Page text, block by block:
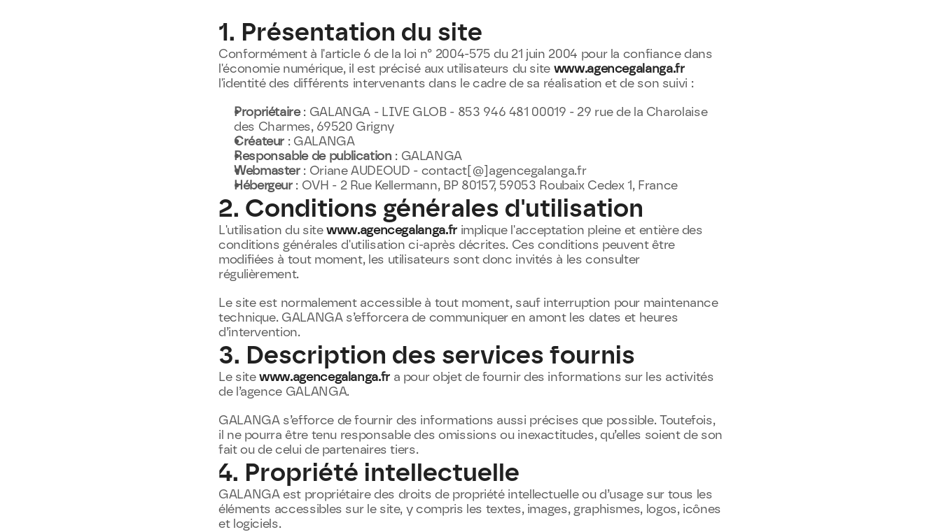
1. Présentation du site
Conformément à l'article 6 de la loi n° 2004-575 du 21 juin 2004 pour la confiance dans
l'économie numérique, il est précisé aux utilisateurs du site www.agencegalanga.fr
l'identité des différents intervenants dans le cadre de sa réalisation et de son suivi :
Propriétaire : GALANGA - LIVE GLOB - 853 946 481 00019 - 29 rue de la Charolaise
des Charmes, 69520 Grigny
Créateur : GALANGA
Responsable de publication : GALANGA
Webmaster : Oriane AUDEOUD - contact[@]agencegalanga.fr
Hébergeur : OVH - 2 Rue Kellermann, BP 80157, 59053 Roubaix Cedex 1, France
2. Conditions générales d'utilisation
L'utilisation du site www.agencegalanga.fr implique l'acceptation pleine et entière des
conditions générales d'utilisation ci-après décrites. Ces conditions peuvent être
modifiées à tout moment, les utilisateurs sont donc invités à les consulter
régulièrement.
Le site est normalement accessible à tout moment, sauf interruption pour maintenance
technique. GALANGA s’efforcera de communiquer en amont les dates et heures
d’intervention.
3. Description des services fournis
Le site www.agencegalanga.fr a pour objet de fournir des informations sur les activités
de l’agence GALANGA.
GALANGA s’efforce de fournir des informations aussi précises que possible. Toutefois,
il ne pourra être tenu responsable des omissions ou inexactitudes, qu’elles soient de son
fait ou de celui de partenaires tiers.
4. Propriété intellectuelle
GALANGA est propriétaire des droits de propriété intellectuelle ou d’usage sur tous les
éléments accessibles sur le site, y compris les textes, images, graphismes, logos, icônes
et logiciels.